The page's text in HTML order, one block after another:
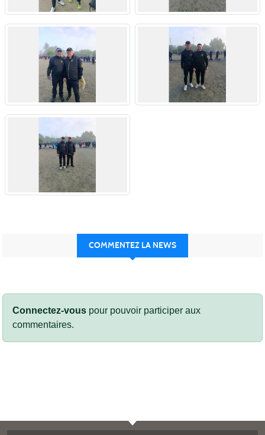
COMMENTEZ LA NEWS
Connectez-vous pour pouvoir participer aux
commentaires.